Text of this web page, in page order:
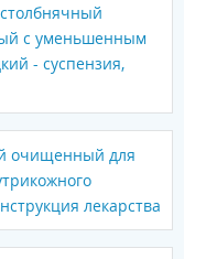
c уменьшенным
- суспензия,
очищенный для
лекарства